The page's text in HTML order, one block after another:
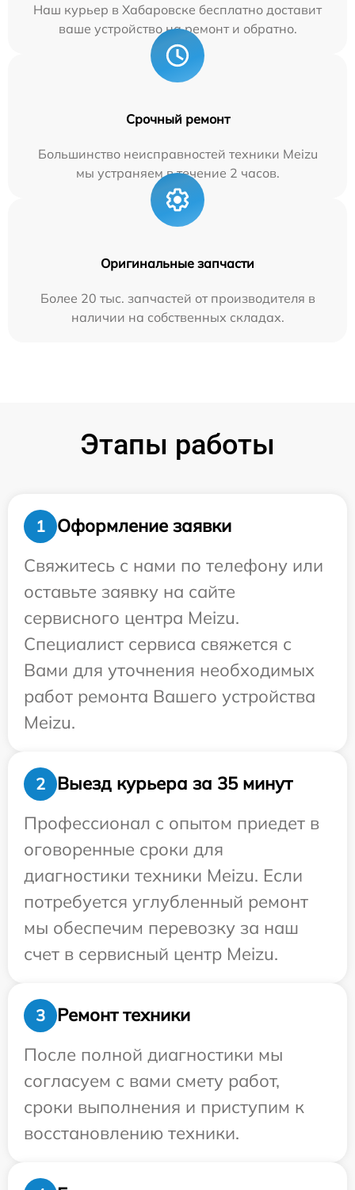
Наш курьер в Хабаровске бесплатно доставит
ваше устройство на ремонт и обратно.
Срочный ремонт
Большинство неисправностей техники Meizu
мы устраняем в течение 2 часов.
Оригинальные запчасти
Более 20 тыс. запчастей от производителя в
наличии на собственных складах.
Этапы работы
1
Оформление заявки
Свяжитесь с нами по телефону или
оставьте заявку на сайте
сервисного центра Meizu.
Специалист сервиса свяжется с
Вами для уточнения необходимых
работ ремонта Вашего устройства
Meizu.
2
Выезд курьера за 35 минут
Профессионал с опытом приедет в
оговоренные сроки для
диагностики техники Meizu. Если
потребуется углубленный ремонт
мы обеспечим перевозку за наш
счет в сервисный центр Meizu.
3
Ремонт техники
После полной диагностики мы
согласуем с вами смету работ,
сроки выполнения и приступим к
восстановлению техники.